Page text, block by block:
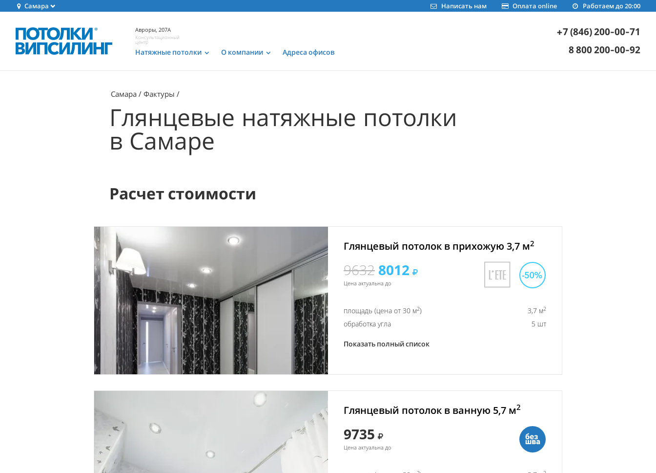
Самара Работаем до 20:00
Оплата online
Написать нам
Авроры, 207А
Консультационный
центр
Натяжные потолки О компании Адреса офисов
+7 (846) 200-00-71
8 800 200-00-92
Самара Фактуры
Глянцевые натяжные потолки
в Самаре
Расчет стоимости
Глянцевый потолок в прихожую 3,7 м2
9632 8012
Цена актуальна до
площадь (цена от 30 м2) 3,7 м2
обработка угла 5 шт
Показать полный список
Глянцевый потолок в ванную 5,7 м2
9735
Цена актуальна до